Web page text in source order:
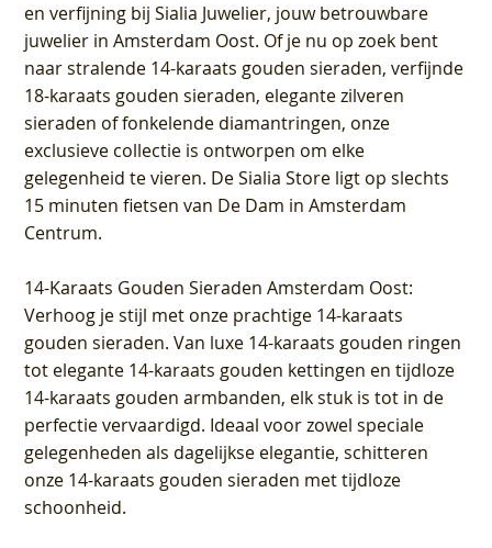
en verfijning bij Sialia Juwelier, jouw betrouwbare
juwelier in Amsterdam Oost. Of je nu op zoek bent
naar stralende 14-karaats gouden sieraden, verfijnde
18-karaats gouden sieraden, elegante zilveren
sieraden of fonkelende diamantringen, onze
exclusieve collectie is ontworpen om elke
gelegenheid te vieren. De Sialia Store ligt op slechts
15 minuten fietsen van De Dam in Amsterdam
Centrum.
14-Karaats Gouden Sieraden Amsterdam Oost:
Verhoog je stijl met onze prachtige 14-karaats
gouden sieraden. Van luxe 14-karaats gouden ringen
tot elegante 14-karaats gouden kettingen en tijdloze
14-karaats gouden armbanden, elk stuk is tot in de
perfectie vervaardigd. Ideaal voor zowel speciale
gelegenheden als dagelijkse elegantie, schitteren
onze 14-karaats gouden sieraden met tijdloze
schoonheid.